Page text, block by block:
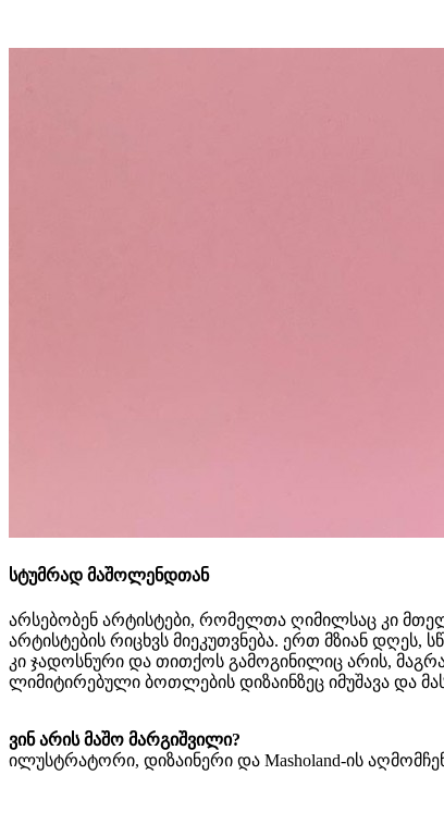
სტუმრად მაშოლენდთან
არსებობენ არტისტები, რომელთა ღიმილსაც კი
არტისტების რიცხვს მიეკუთვნება. ერთ მზიან
კი ჯადოსნური და თითქოს გამოგინილიც არის,
ლიმიტირებული ბოთლების დიზაინზეც იმუშავა და
ვინ არის მაშო მარგიშვილი?
ილუსტრატორი, დიზაინერი და Masholand-ის